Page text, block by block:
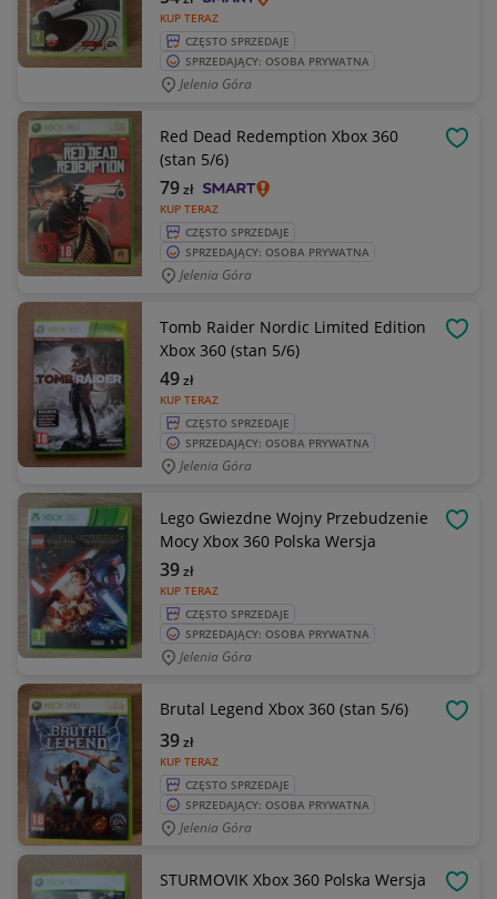
KUP TERAZ
CZĘSTO SPRZEDAJE
SPRZEDAJĄCY: OSOBA PRYWATNA
Jelenia Góra
Red Dead Redemption Xbox 360
(stan 5/6)
KUP TERAZ
79zł
CZĘSTO SPRZEDAJE
SPRZEDAJĄCY: OSOBA PRYWATNA
Jelenia Góra
Tomb Raider Nordic Limited Edition
Xbox 360 (stan 5/6)
KUP TERAZ
49zł
CZĘSTO SPRZEDAJE
SPRZEDAJĄCY: OSOBA PRYWATNA
Jelenia Góra
Lego Gwiezdne Wojny Przebudzenie
Mocy Xbox 360 Polska Wersja
KUP TERAZ
39zł
CZĘSTO SPRZEDAJE
SPRZEDAJĄCY: OSOBA PRYWATNA
Jelenia Góra
Brutal Legend Xbox 360 (stan 5/6)
KUP TERAZ
39zł
CZĘSTO SPRZEDAJE
SPRZEDAJĄCY: OSOBA PRYWATNA
Jelenia Góra
STURMOVIK Xbox 360 Polska Wersja